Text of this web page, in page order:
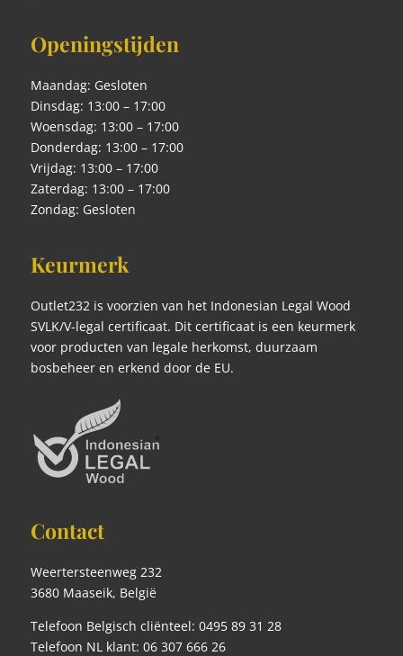
Openingstijden
Maandag: Gesloten
Dinsdag: 13:00 – 17:00
Woensdag: 13:00 – 17:00
Donderdag: 13:00 – 17:00
Vrijdag: 13:00 – 17:00
Zaterdag: 13:00 – 17:00
Zondag: Gesloten
Keurmerk
Outlet232 is voorzien van het Indonesian Legal Wood
SVLK/V-legal certificaat. Dit certificaat is een keurmerk
voor producten van legale herkomst, duurzaam
bosbeheer en erkend door de EU.
Contact
Weertersteenweg 232
3680 Maaseik, België
Telefoon Belgisch cliënteel: 0495 89 31 28
Telefoon NL klant: 06 307 666 26